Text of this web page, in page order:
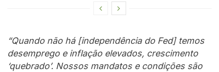
“Quando não há [independência do Fed] temos
desemprego e inflação elevados, crescimento
‘quebrado’. Nossos mandatos e condições são